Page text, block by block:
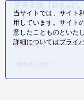
災害支援【返礼品な
し】
1,000円
当サイトでは、サイト
用しています。サイト
意したことものといた
詳細についてはプライ